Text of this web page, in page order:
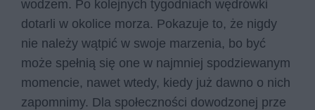
wodzem. Po kolejnych tygodniach wędrówki
dotarli w okolice morza. Pokazuje to, że nigdy
nie należy wątpić w swoje marzenia, bo być
może spełnią się one w najmniej spodziewanym
momencie, nawet wtedy, kiedy już dawno o nich
zapomnimy. Dla społeczności dowodzonej prze